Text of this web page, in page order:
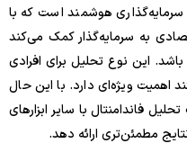
سرمایه‌گذاری هوشمند است که با
به سرمایه‌گذار کمک می‌کند
این نوع تحلیل برای افرادی
اهمیت ویژه‌ای دارد. با این حال
فاندامنتال با سایر ابزارهای
مطمئن‌تری ارائه دهد.